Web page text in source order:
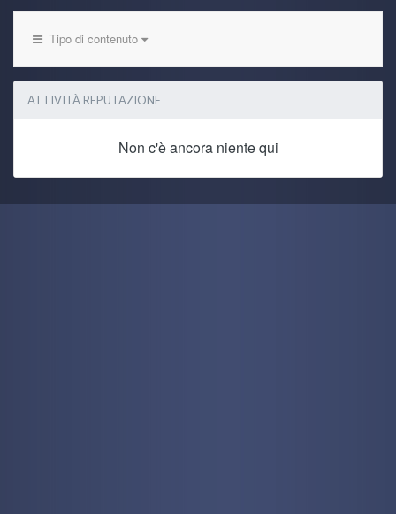
Tipo di contenuto
ATTIVITÀ REPUTAZIONE
Non c'è ancora niente qui